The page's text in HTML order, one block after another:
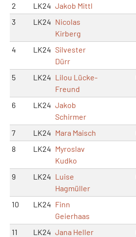
2 LK24 Jakob Mittl
3
LK24 Nicolas
Kirberg
4 LK24 Silvester
Dürr
5 LK24 Lilou Lücke-
Freund
6 LK24 Jakob
Schirmer
7 LK24 Mara Maisch
8
LK24 Myroslav
Kudko
9 LK24 Luise
Hagmüller
10 LK24 Finn
Geierhaas
11 LK24 Jana Heller